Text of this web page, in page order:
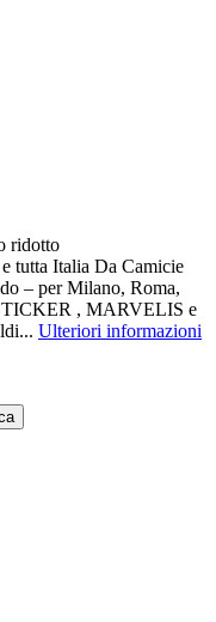
ridotto
tutta Italia Da Camicie
– per Milano, Roma,
, MARVELIS e
Ulteriori informazioni